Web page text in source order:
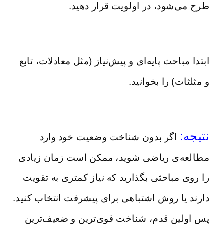
طرح می‌شود، در اولویت قرار دهید.
ابتدا مباحث پایه‌ای و پیش‌نیاز (مثل معادلات، تابع
و مثلثات) را بخوانید.
نتیجه: اگر بدون شناخت وضعیت خود وارد
مطالعه‌ی ریاضی شوید، ممکن است زمان زیادی
را روی مباحثی بگذارید که نیاز کمتری به تقویت
دارند یا روش اشتباهی برای پیشرفت انتخاب کنید.
پس اولین قدم، شناخت قوی‌ترین و ضعیف‌ترین